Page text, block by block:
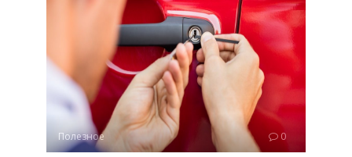
Полезное 0